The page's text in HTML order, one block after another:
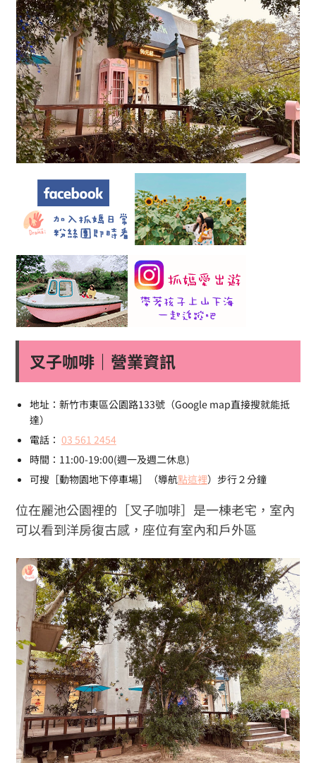
叉子咖啡｜營業資訊
地址：新竹市東區公園路133號（Google map直接搜就能抵
達）
電話： 03 561 2454
時間：11:00-19:00(週一及週二休息)
可搜［動物園地下停車場］（導航點這裡）步行２分鐘
位在麗池公園裡的［叉子咖啡］是一棟老宅，室內
可以看到洋房復古感，座位有室內和戶外區